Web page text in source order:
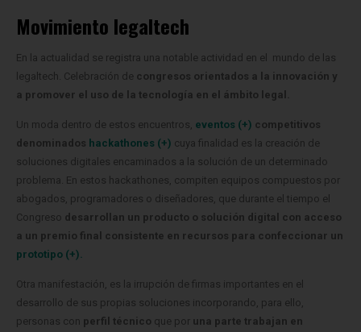
Movimiento legaltech
En la actualidad se registra una notable actividad en el mundo de las
legaltech. Celebración de congresos orientados a la innovación y
a promover el uso de la tecnología en el ámbito legal.
Un moda dentro de estos encuentros, eventos (+) competitivos
denominados hackathones (+) cuya finalidad es la creación de
soluciones digitales encaminados a la solución de un determinado
problema. En estos hackathones, compiten equipos compuestos por
abogados, programadores o diseñadores, que durante el tiempo el
Congreso desarrollan un producto o solución digital con acceso
a un premio final consistente en recursos para confeccionar un
prototipo (+).
Otra manifestación, es la irrupción de firmas importantes en el
desarrollo de sus propias soluciones incorporando, para ello,
personas con perfil técnico que por una parte trabajan en